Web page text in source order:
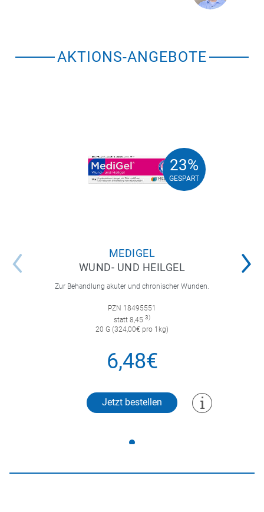
AKTIONS-ANGEBOTE
23%
GESPART
23%
GESPART
MEDIGEL
WUND- UND HEILGEL
Zur Behandlung akuter und chronischer Wunden.
PZN 18495551
statt 8,45 3)
20 G (324,00€ pro 1kg)
6,48€
Jetzt bestellen